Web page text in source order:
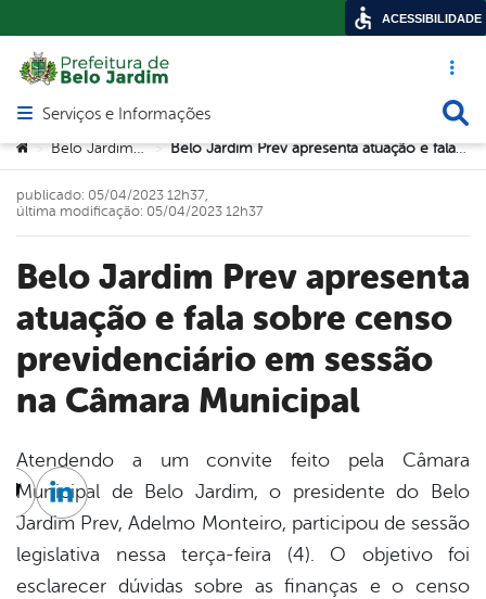
Acesso
Abrir menu principal de navegação
Serviços e Informações
Você está aqui:
> Belo Jardim Prev > Belo Jardim Prev apresenta atuação e fala sobre censo previdenciário em sessão na Câmara Municipal
Belo Jardim Prev apresenta
atuação e fala sobre censo
previdenciário em sessão
na Câmara Municipal
publicado: 05/04/2023 12h37,
última modificação: 05/04/2023 12h37
Atendendo a um convite feito pela Câmara
Municipal de Belo Jardim, o presidente do Belo
Jardim Prev, Adelmo Monteiro, participou de sessão
legislativa nessa terça-feira (4). O objetivo foi
esclarecer dúvidas sobre as finanças e o censo
TwitterLinkedin
ACESSIBILIDADE